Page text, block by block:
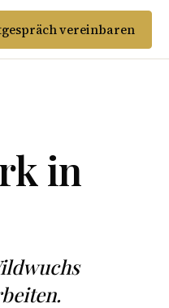
vereinbaren
in